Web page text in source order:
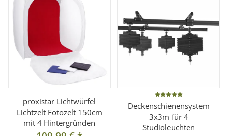
proxistar Lichtwürfel
Lichtzelt Fotozelt 150cm
mit 4 Hintergründen
Deckenschienensystem
3x3m für 4
Studioleuchten